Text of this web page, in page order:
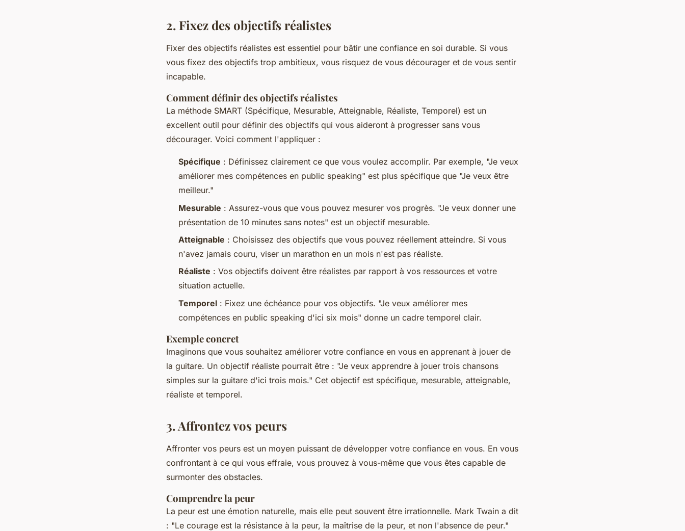
2. Fixez des objectifs réalistes
Fixer des objectifs réalistes est essentiel pour bâtir une confiance en soi durable. Si vous
vous fixez des objectifs trop ambitieux, vous risquez de vous décourager et de vous sentir
incapable.
Comment définir des objectifs réalistes
La méthode SMART (Spécifique, Mesurable, Atteignable, Réaliste, Temporel) est un
excellent outil pour définir des objectifs qui vous aideront à progresser sans vous
décourager. Voici comment l'appliquer :
Spécifique : Définissez clairement ce que vous voulez accomplir. Par exemple, "Je veux
améliorer mes compétences en public speaking" est plus spécifique que "Je veux être
meilleur."
Mesurable : Assurez-vous que vous pouvez mesurer vos progrès. "Je veux donner une
présentation de 10 minutes sans notes" est un objectif mesurable.
Atteignable : Choisissez des objectifs que vous pouvez réellement atteindre. Si vous
n'avez jamais couru, viser un marathon en un mois n'est pas réaliste.
Réaliste : Vos objectifs doivent être réalistes par rapport à vos ressources et votre
situation actuelle.
Temporel : Fixez une échéance pour vos objectifs. "Je veux améliorer mes
compétences en public speaking d'ici six mois" donne un cadre temporel clair.
Exemple concret
Imaginons que vous souhaitez améliorer votre confiance en vous en apprenant à jouer de
la guitare. Un objectif réaliste pourrait être : "Je veux apprendre à jouer trois chansons
simples sur la guitare d'ici trois mois." Cet objectif est spécifique, mesurable, atteignable,
réaliste et temporel.
3. Affrontez vos peurs
Affronter vos peurs est un moyen puissant de développer votre confiance en vous. En vous
confrontant à ce qui vous effraie, vous prouvez à vous-même que vous êtes capable de
surmonter des obstacles.
Comprendre la peur
La peur est une émotion naturelle, mais elle peut souvent être irrationnelle. Mark Twain a dit
: "Le courage est la résistance à la peur, la maîtrise de la peur, et non l'absence de peur."